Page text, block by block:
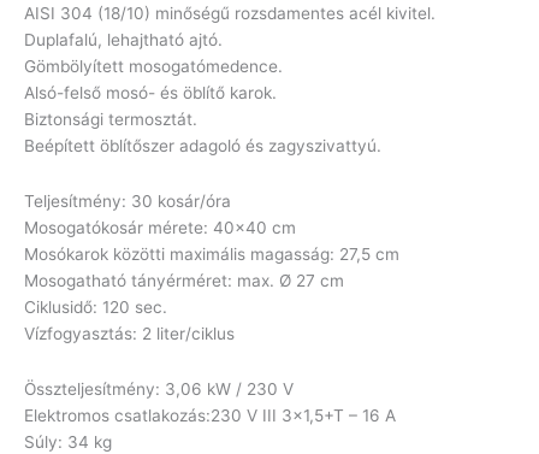
AISI 304 (18/10) minőségű rozsdamentes acél kivitel.
Duplafalú, lehajtható ajtó.
Gömbölyített mosogatómedence.
Alsó-felső mosó- és öblítő karok.
Biztonsági termosztát.
Beépített öblítőszer adagoló és zagyszivattyú.
Teljesítmény: 30 kosár/óra
Mosogatókosár mérete: 40×40 cm
Mosókarok közötti maximális magasság: 27,5 cm
Mosogatható tányérméret: max. Ø 27 cm
Ciklusidő: 120 sec.
Vízfogyasztás: 2 liter/ciklus
Összteljesítmény: 3,06 kW / 230 V
Elektromos csatlakozás:230 V III 3×1,5+T – 16 A
Súly: 34 kg